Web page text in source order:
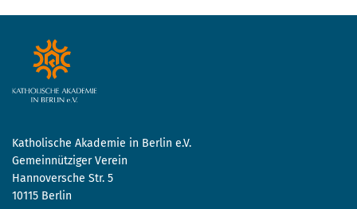
Katholische Akademie in Berlin e.V.
Gemeinnütziger Verein
Hannoversche Str. 5
10115 Berlin